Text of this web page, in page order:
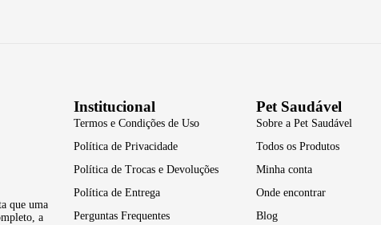
que uma
a
Institucional
Termos e Condições de Uso
Política de Privacidade
Política de Trocas e Devoluções
Política de Entrega
Perguntas Frequentes
Pet Saudável
Sobre a Pet Saudável
Todos os Produtos
Minha conta
Onde encontrar
Blog